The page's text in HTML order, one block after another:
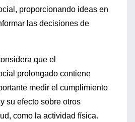
proporcionando ideas en
las decisiones de
que el
prolongado contiene
medir el cumplimiento
su efecto sobre otros
como la actividad física.